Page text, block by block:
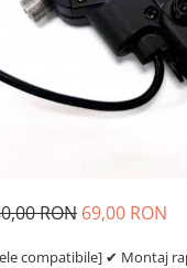
lumini
RON 69,00 RON
compatibile] ✔ Montaj